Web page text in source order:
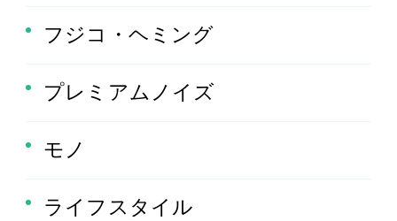
フジコ・ヘミング
プレミアムノイズ
モノ
ライフスタイル